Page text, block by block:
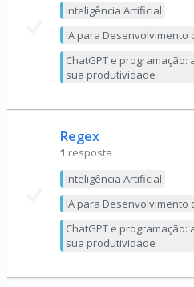
Inteligência Artificial
IA para Desenvolvimento
ChatGPT e programação:
sua produtividade
Regex
1 resposta
Inteligência Artificial
IA para Desenvolvimento
ChatGPT e programação:
sua produtividade